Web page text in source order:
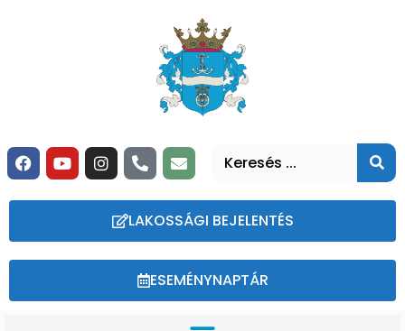
LAKOSSÁGI BEJELENTÉS
ESEMÉNYNAPTÁR